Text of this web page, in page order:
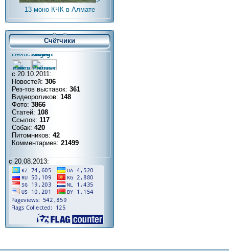
13 моно КЧК в Алмате
Счётчики
с 20.10.2011:
Новостей: 306
Рез-тов выставок: 361
Видеороликов: 148
Фото: 3866
Статей: 108
Ссылок: 117
Собак: 420
Питомников: 42
Комментариев: 21499
с 20.08.2013: